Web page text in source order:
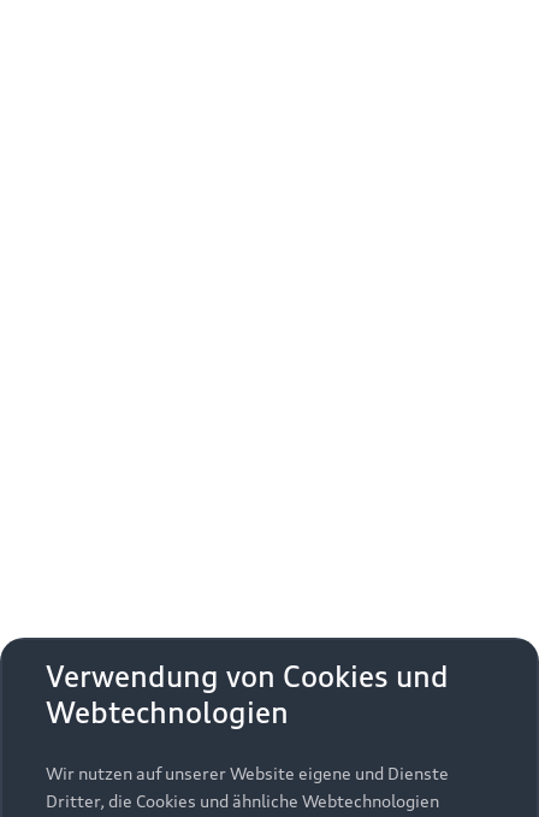
Zurück nach oben
Modelle
Alle Modelle
Kaufen & leasen
Verwendung von Cookies und
Webtechnologien
Wir nutzen auf unserer Website eigene und Dienste
Dritter, die Cookies und ähnliche Webtechnologien